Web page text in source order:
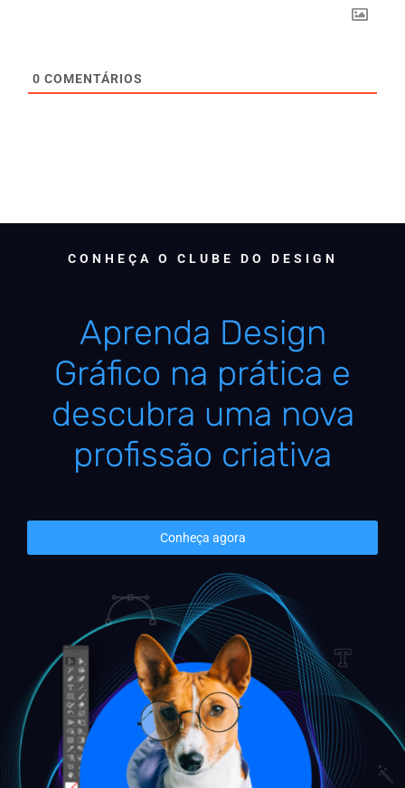
0 COMENTÁRIOS
CONHEÇA O CLUBE DO DESIGN
Aprenda Design
Gráfico na prática e
descubra uma nova
profissão criativa
Conheça agora